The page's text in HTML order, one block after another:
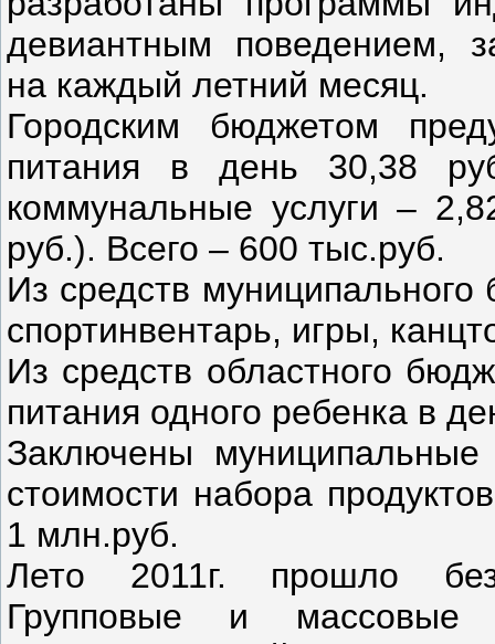
девиантным поведением,
на каждый летний месяц.
Городским бюджетом
питания в день 30,38
коммунальные услуги –
руб.). Всего – 600 тыс.руб.
Из средств
спортинвентарь, игры,
Из средств областного
питания одного ребенка в
Заключены
стоимости набора
1 млн.руб.
Лето 2011г. прошло
Групповые и массовые